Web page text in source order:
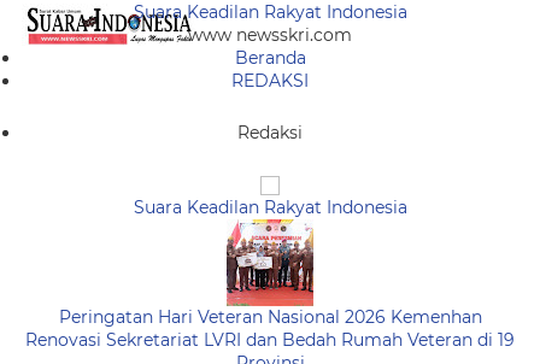
Suara Keadilan Rakyat Indonesia
www newsskri.com
Beranda
REDAKSI
Redaksi
Suara Keadilan Rakyat Indonesia
Peringatan Hari Veteran Nasional 2026 Kemenhan
Renovasi Sekretariat LVRI dan Bedah Rumah Veteran di 19